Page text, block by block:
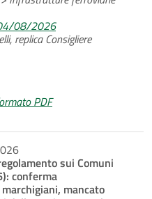
08/2026
replica Consigliere
PDF
sui Comuni
conferma
mancato